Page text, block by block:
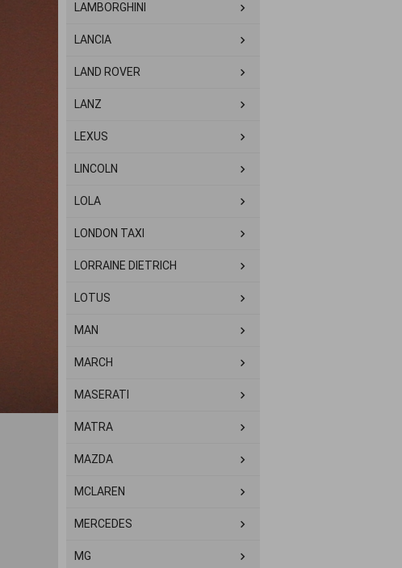
LAMBORGHINI
LANCIA
LAND ROVER
LANZ
LEXUS
LINCOLN
LOLA
LONDON TAXI
LORRAINE DIETRICH
LOTUS
MAN
MARCH
MASERATI
MATRA
MAZDA
MCLAREN
MERCEDES
MG